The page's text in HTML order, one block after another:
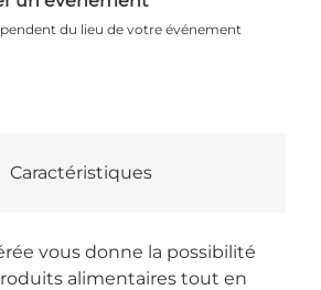
du lieu de votre événement
Caractéristiques
vous donne la possibilité
alimentaires tout en